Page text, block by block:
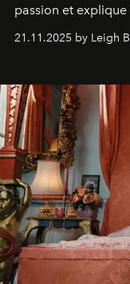
passion et
Elle avoue :
"C'est
personnage qui
21.11.2025 by Leigh